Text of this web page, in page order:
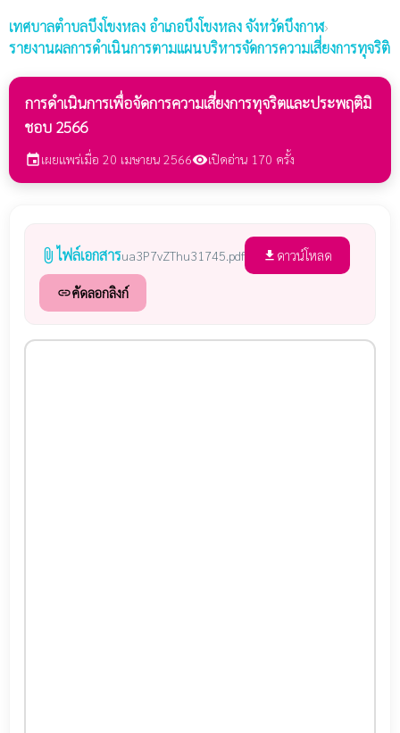
เทศบาลตำบลบึงโขงหลง อำเภอบึงโขงหลง จังหวัดบึงกาฬ›
รายงานผลการดำเนินการตามแผนบริหารจัดการความเสี่ยงการทุจริติ
การดำเนินการเพื่อจัดการความเสี่ยงการทุจริตและประพฤติมิ
ชอบ 2566
eventเผยแพร่เมื่อ 20 เมษายน 2566visibilityเปิดอ่าน 170 ครั้ง
attach_file ไฟล์เอกสารua3P7vZThu31745.pdf file_download ดาวน์โหลด
linkคัดลอกลิงก์